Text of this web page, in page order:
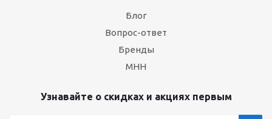
Блог
Вопрос-ответ
Бренды
МНН
Узнавайте о скидках и акциях первым